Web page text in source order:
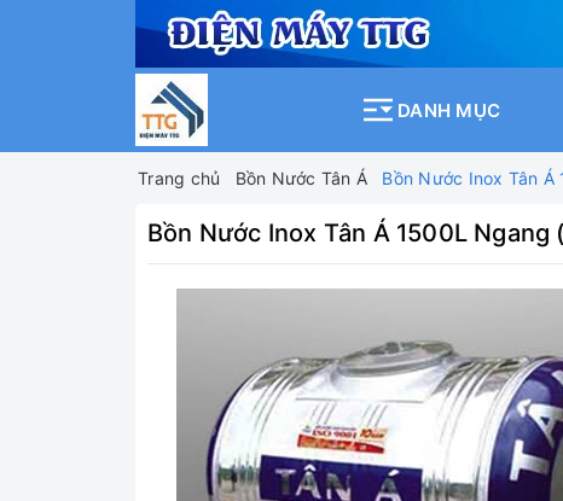
DANH MỤC
Trang chủ Bồn Nước Tân Á Bồn Nước Inox Tân
Bồn Nước Inox Tân Á 1500L Ngang